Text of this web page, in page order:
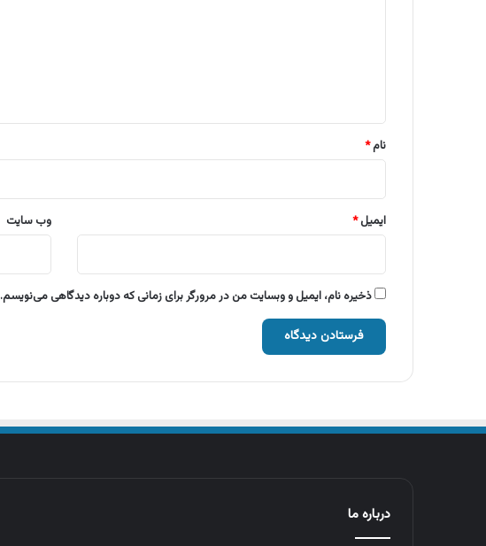
نام*
ایمیل* وب‌ سایت
ذخیره نام، ایمیل و وبسایت من در مرورگر برای زمانی که دوباره دیدگاهی می‌نویسم.
درباره ما